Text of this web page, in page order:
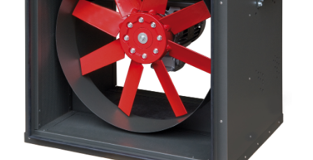
Lighting and Electrical
Equipment
Complete solutions in lighting and electrical
material for each project and need